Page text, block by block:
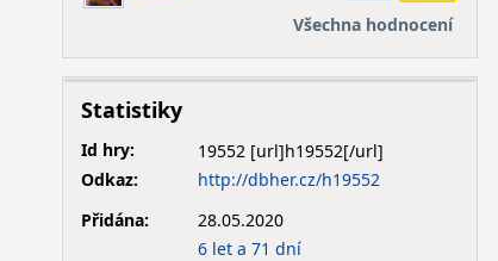
Všechna hodnocení
Statistiky
Id hry:
19552
Odkaz:
http://dbher.cz/h19552
Přidána:
28.05.2020
6 let a 71 dní